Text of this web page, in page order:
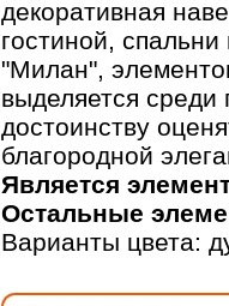
декоративная
гостиной,
"Милан",
выделяется
достоинству
благородной
Является
Остальные
Варианты цвета: